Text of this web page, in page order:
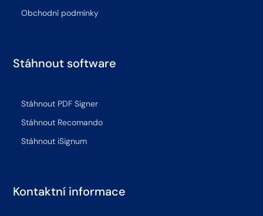
Obchodní podmínky
Stáhnout software
Stáhnout PDF Signer
Stáhnout Recomando
Stáhnout iSignum
Kontaktní informace